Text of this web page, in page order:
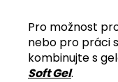
Pro možnost
nebo pro práci
kombinujte s
Soft Gel.